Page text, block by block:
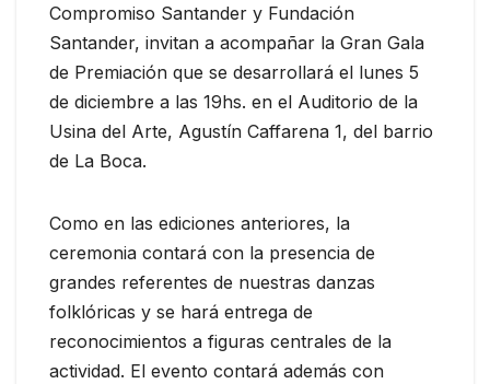
Compromiso Santander y Fundación
Santander, invitan a acompañar la Gran Gala
de Premiación que se desarrollará el lunes 5
de diciembre a las 19hs. en el Auditorio de la
Usina del Arte, Agustín Caffarena 1, del barrio
de La Boca.
Como en las ediciones anteriores, la
ceremonia contará con la presencia de
grandes referentes de nuestras danzas
folklóricas y se hará entrega de
reconocimientos a figuras centrales de la
actividad. El evento contará además con